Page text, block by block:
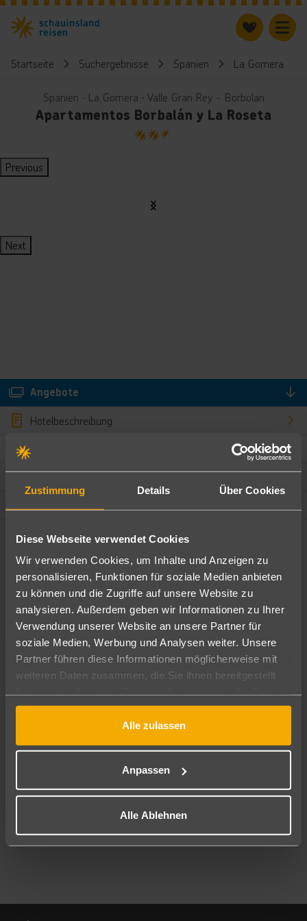
Zustimmung Details Über Cookies
Diese Webseite verwendet Cookies
Wir verwenden Cookies, um Inhalte und Anzeigen zu
personalisieren, Funktionen für soziale Medien anbieten
zu können und die Zugriffe auf unsere Website zu
analysieren. Außerdem geben wir Informationen zu Ihrer
Verwendung unserer Website an unsere Partner für
soziale Medien, Werbung und Analysen weiter. Unsere
Partner führen diese Informationen möglicherweise mit
weiteren Daten zusammen, die Sie ihnen bereitgestellt
gesammelt haben.
Alle zulassen
Anpassen
Alle Ablehnen
Startseite Suchergebnisse Spanien La Gomera
Spanien ∙ La Gomera ∙ Valle Gran Rey - Borbolan
Apartamentos Borbalán y La Roseta
2.5
Previous
Next
Angebote
Hotelbeschreibung
Bewertungen
Ändere die Kriterien nach deinen Wünschen
Pauschal Nur Hotel
Abflughafen
Alle Abflughäfen
09.08.26–07.08.27 7-21 Nächte
Mehr Filter anzeigen